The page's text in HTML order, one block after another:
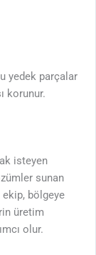
yedek parçalar
korunur.
isteyen
sunan
bölgeye
üretim
olur.